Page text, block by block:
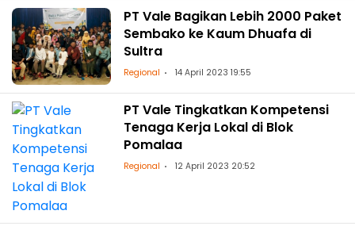
PT Vale Bagikan Lebih 2000 Paket
Sembako ke Kaum Dhuafa di
Sultra
Regional 14 April 2023 19:55
PT Vale Tingkatkan Kompetensi
Tenaga Kerja Lokal di Blok
Pomalaa
Regional 12 April 2023 20:52